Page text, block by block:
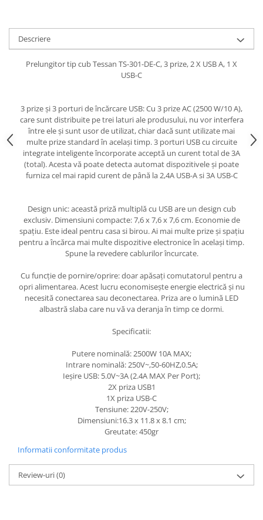
Descriere
Prelungitor tip cub Tessan TS-301-DE-C, 3 prize, 2 X USB A, 1 X
USB-C
3 prize și 3 porturi de încărcare USB: Cu 3 prize AC (2500 W/10 A),
care sunt distribuite pe trei laturi ale produsului, nu vor interfera
între ele și sunt usor de utilizat, chiar dacă sunt utilizate mai
multe prize standard în același timp. 3 porturi USB cu circuite
integrate inteligente încorporate acceptă un curent total de 3A
(total). Acesta vă poate detecta automat dispozitivele și poate
furniza cel mai rapid curent de până la 2,4A USB-A si 3A USB-C
Design unic: această priză multiplă cu USB are un design cub
exclusiv. Dimensiuni compacte: 7,6 x 7,6 x 7,6 cm. Economie de
spațiu. Este ideal pentru casa si birou. Ai mai multe prize și spațiu
pentru a încărca mai multe dispozitive electronice în același timp.
Spune la revedere cablurilor încurcate.
Cu funcție de pornire/oprire: doar apăsați comutatorul pentru a
opri alimentarea. Acest lucru economisește energie electrică și nu
necesită conectarea sau deconectarea. Priza are o lumină LED
albastră slaba care nu vă va deranja în timp ce dormi.
Specificatii:
Putere nominală: 2500W 10A MAX;
Intrare nominală: 250V~,50-60HZ,0.5A;
Ieșire USB: 5.0V~3A (2.4A MAX Per Port);
2X priza USB1
1X priza USB-C
Tensiune: 220V-250V;
Dimensiuni:16.3 x 11.8 x 8.1 cm;
Greutate: 450gr
Informatii conformitate produs
Review-uri(0)